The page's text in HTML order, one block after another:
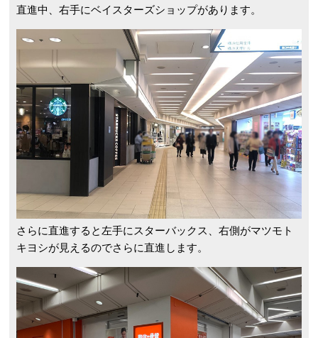
直進中、右手にベイスターズショップがあります。
さらに直進すると左手にスターバックス、右側がマツモト
キヨシが見えるのでさらに直進します。